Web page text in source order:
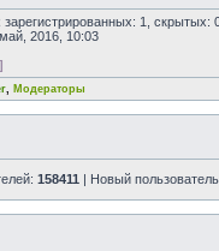
зарегистрированных: 1,
2016, 10:03
, Модераторы
158411 | Новый